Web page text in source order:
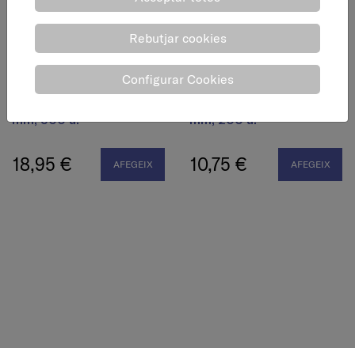
Cargol pavonat allen
mm, 500 u.
18,95 € AFEGEIX
Cargol pavonat allen
mm, 200 u.
10,75 € AFEGEIX
Rebutjar cookies
Configurar Cookies